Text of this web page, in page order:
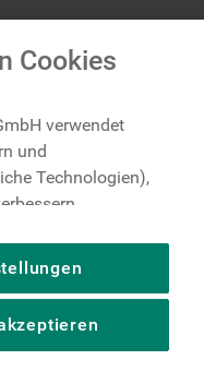
Nicht im
Cookies
verwendet
und
Technologien),
der Website
der Website zu
der